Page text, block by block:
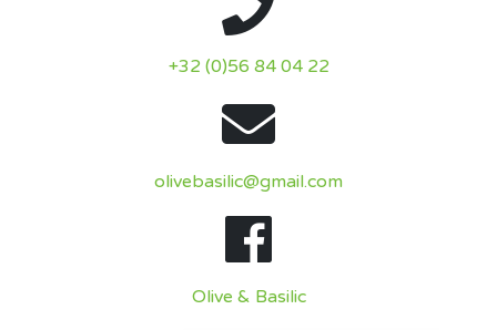
+32 (0)56 84 04 22
olivebasilic@gmail.com
Olive & Basilic